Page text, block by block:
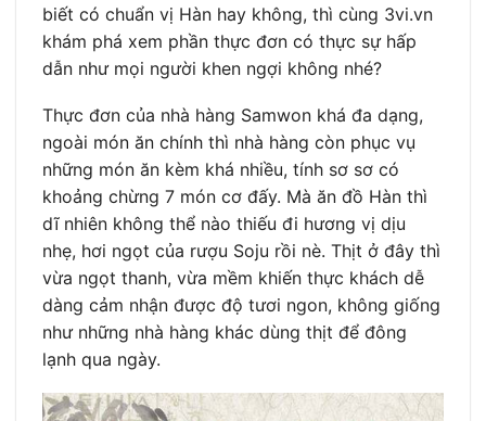
biết có chuẩn vị Hàn hay không, thì cùng 3vi.vn
khám phá xem phần thực đơn có thực sự hấp
dẫn như mọi người khen ngợi không nhé?
Thực đơn của nhà hàng Samwon khá đa dạng,
ngoài món ăn chính thì nhà hàng còn phục vụ
những món ăn kèm khá nhiều, tính sơ sơ có
khoảng chừng 7 món cơ đấy. Mà ăn đồ Hàn thì
dĩ nhiên không thể nào thiếu đi hương vị dịu
nhẹ, hơi ngọt của rượu Soju rồi nè. Thịt ở đây thì
vừa ngọt thanh, vừa mềm khiến thực khách dễ
dàng cảm nhận được độ tươi ngon, không giống
như những nhà hàng khác dùng thịt để đông
lạnh qua ngày.